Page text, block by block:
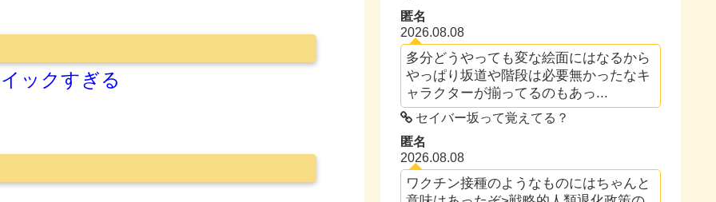
ックすぎる
匿名
2026.08.08
多分どうやっても変な絵面にはなるから
やっぱり坂道や階段は必要無かったなキ
ャラクターが揃ってるのもあっ...
セイバー坂って覚えてる？
匿名
2026.08.08
ワクチン接種のようなものにはちゃんと